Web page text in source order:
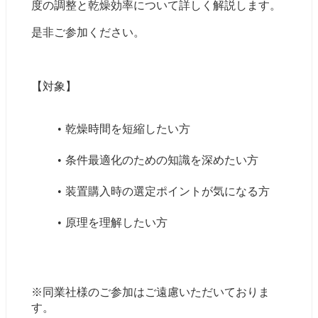
度の調整と乾燥効率について詳しく解説します。
是非ご参加ください。
【対象】
乾燥時間を短縮したい方
条件最適化のための知識を深めたい方
装置購入時の選定ポイントが気になる方
原理を理解したい方
※同業社様のご参加はご遠慮いただいておりま
す。